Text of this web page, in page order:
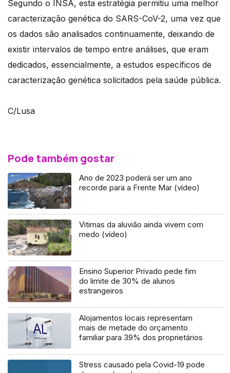
Segundo o INSA, esta estratégia permitiu uma melhor
caracterização genética do SARS-CoV-2, uma vez que
os dados são analisados continuamente, deixando de
existir intervalos de tempo entre análises, que eram
dedicados, essencialmente, a estudos específicos de
caracterização genética solicitados pela saúde pública.
C/Lusa
Pode também gostar
Ano de 2023 poderá ser um ano
recorde para a Frente Mar (vídeo)
Vitimas da aluvião ainda vivem com
medo (vídeo)
Ensino Superior Privado pede fim
do limite de 30% de alunos
estrangeiros
Alojamentos locais representam
mais de metade do orçamento
familiar para 39% dos proprietários
Stress causado pela Covid-19 pode